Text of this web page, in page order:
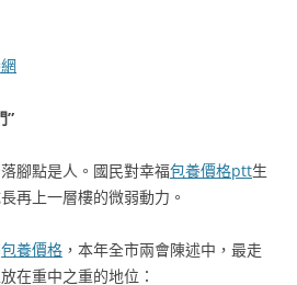
”
腳點是人。國民對幸福包養價格ptt生
再上一層樓的微弱動力。
包養價格 ，本年全市兩會陳述中，最走
在重中之重的地位：